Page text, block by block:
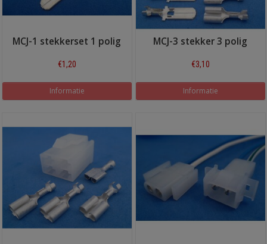
MCJ-1 stekkerset 1 polig
€1,20
Informatie
MCJ-3 stekker 3 polig
€3,10
Informatie